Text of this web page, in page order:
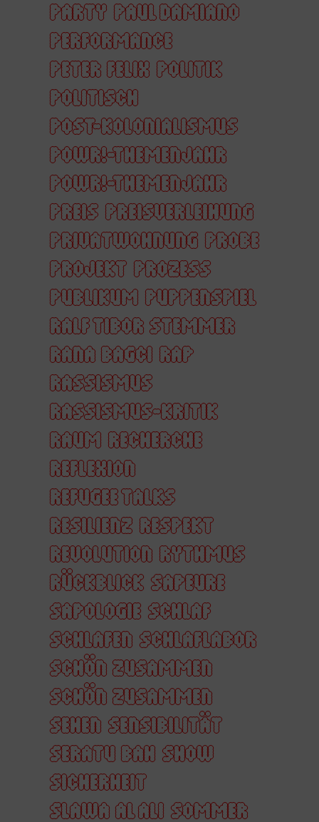
PARTY PAUL DAMIANO
PERFORMANCE
PETER FELIX POLITIK
POLITISCH
POST-KOLONIALISMUS
POWR!-THEMENJAHR
POWR!-THEMENJAHR
PREIS PREISVERLEIHUNG
PRIVATWOHNUNG PROBE
PROJEKT PROZESS
PUBLIKUM PUPPENSPIEL
RALF TIBOR STEMMER
RANA BAGCI RAP
RASSISMUS
RASSISMUS-KRITIK
RAUM RECHERCHE
REFLEXION
REFUGEE TALKS
RESILIENZ RESPEKT
REVOLUTION RYTHMUS
RÜCKBLICK SAPEURE
SAPOLOGIE SCHLAF
SCHLAFEN SCHLAFLABOR
SCHÖN ZUSAMMEN
SCHÖN ZUSAMMEN
SEHEN SENSIBILITÄT
SERATU BAH SHOW
SICHERHEIT
SLAWA AL ALI SOMMER